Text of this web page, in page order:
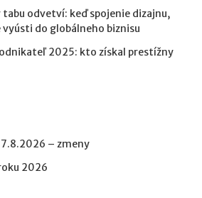
tabu odvetví: keď spojenie dizajnu,
do globálneho biznisu
2025: kto získal prestížny
– zmeny
2026